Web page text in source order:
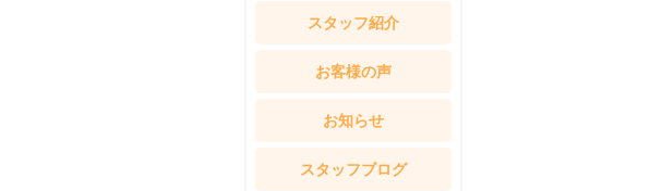
スタッフ紹介
お客様の声
お知らせ
スタッフブログ